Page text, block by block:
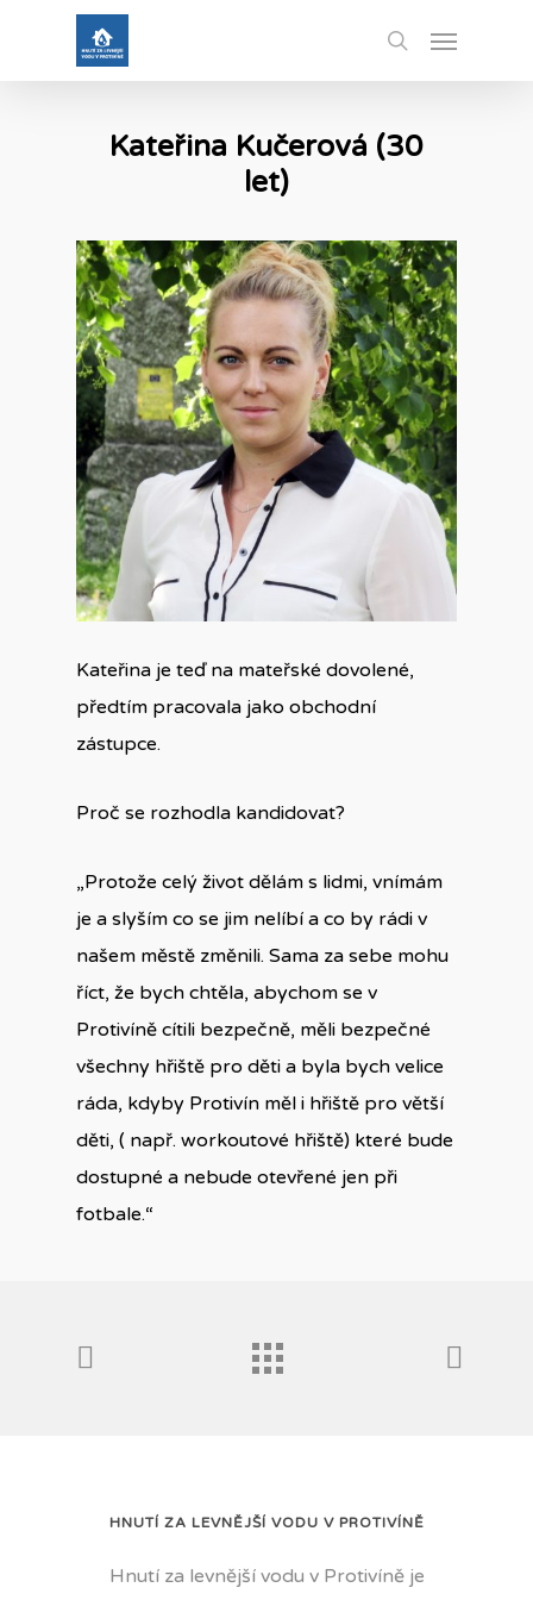
search
Menu
Kateřina Kučerová (30
let)
Kateřina je teď na mateřské dovolené,
předtím pracovala jako obchodní
zástupce.
Proč se rozhodla kandidovat?
„Protože celý život dělám s lidmi, vnímám
je a slyším co se jim nelíbí a co by rádi v
našem městě změnili. Sama za sebe mohu
říct, že bych chtěla, abychom se v
Protivíně cítili bezpečně, měli bezpečné
všechny hřiště pro děti a byla bych velice
ráda, kdyby Protivín měl i hřiště pro větší
děti, ( např. workoutové hřiště) které bude
dostupné a nebude otevřené jen při
fotbale.“
HNUTÍ ZA LEVNĚJŠÍ VODU V PROTIVÍNĚ
Hnutí za levnější vodu v Protivíně je